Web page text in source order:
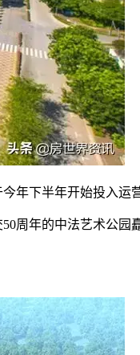
年下半年开始投入运营
周年的中法艺术公园